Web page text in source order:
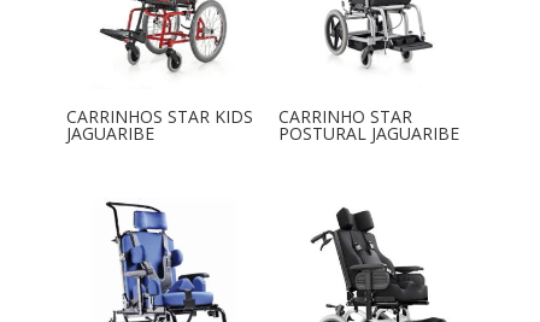
CARRINHOS STAR KIDS
JAGUARIBE
CARRINHO STAR
POSTURAL JAGUARIBE